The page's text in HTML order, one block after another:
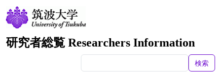
研究者総覧 Researchers Information
検索